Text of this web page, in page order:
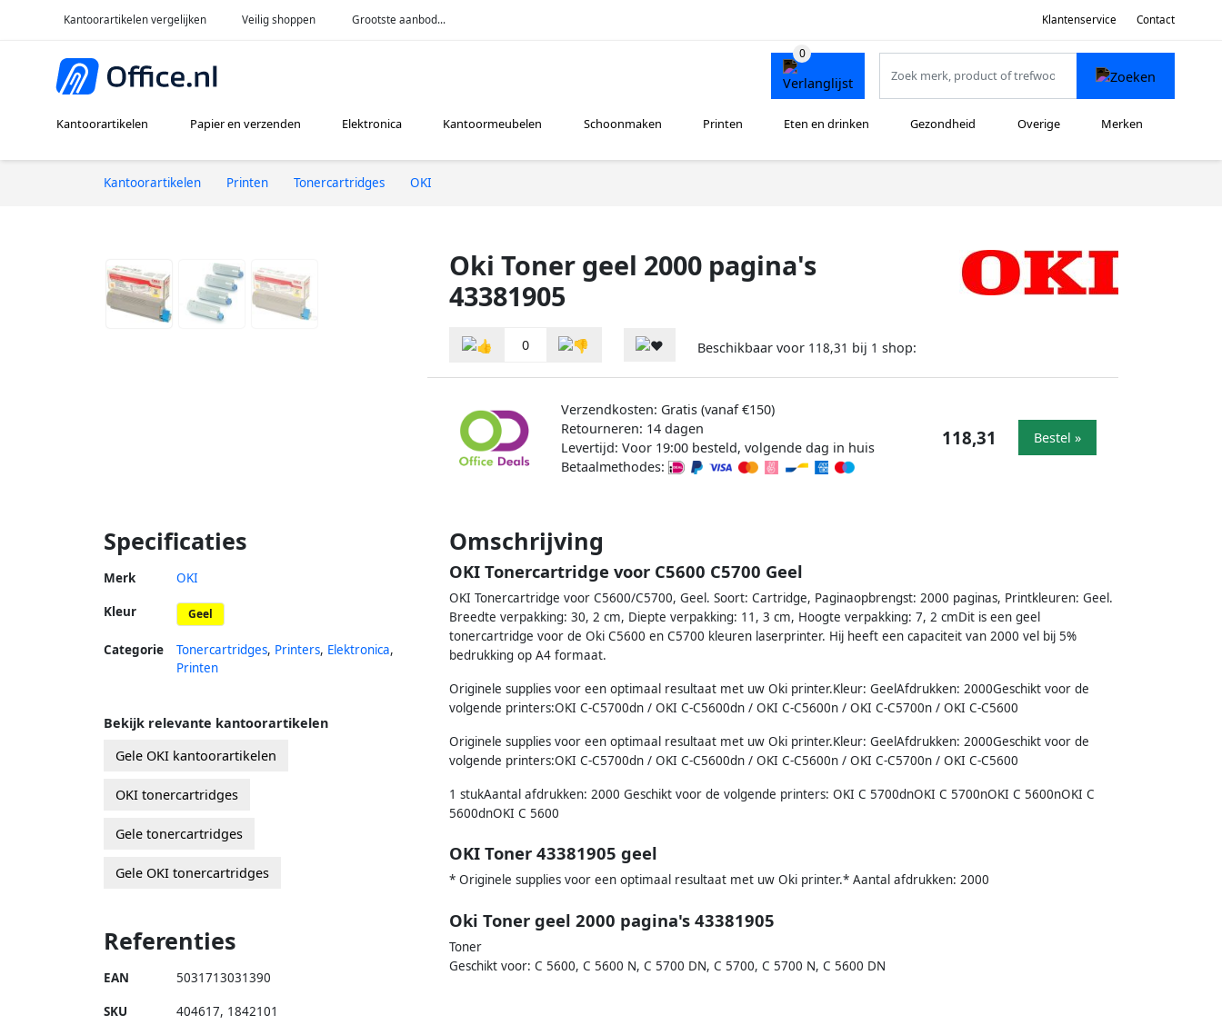
Kantoorartikelen vergelijken Veilig shoppen Grootste aanbod... Klantenservice Contact
Kantoorartikelen Papier en verzenden Elektronica Kantoormeubelen Schoonmaken Printen Eten en drinken Gezondheid Overige Merken
Kantoorartikelen Printen Tonercartridges OKI
Oki Toner geel 2000 pagina's
43381905
0 Beschikbaar voor 118,31 bij 1 shop:
Verzendkosten: Gratis (vanaf €150)
Retourneren: 14 dagen
Levertijd: Voor 19:00 besteld, volgende dag in huis
Betaalmethodes:
118,31 Bestel »
Specificaties
Merk OKI
Kleur Geel
Categorie Tonercartridges, Printers, Elektronica,
Printen
Omschrijving
OKI Tonercartridge voor C5600 C5700 Geel
OKI Tonercartridge voor C5600/C5700, Geel. Soort: Cartridge, Paginaopbrengst: 2000 paginas, Printkleuren: Geel.
Breedte verpakking: 30, 2 cm, Diepte verpakking: 11, 3 cm, Hoogte verpakking: 7, 2 cmDit is een geel
tonercartridge voor de Oki C5600 en C5700 kleuren laserprinter. Hij heeft een capaciteit van 2000 vel bij 5%
bedrukking op A4 formaat.
Originele supplies voor een optimaal resultaat met uw Oki printer.Kleur: GeelAfdrukken: 2000Geschikt voor de
volgende printers:OKI C-C5700dn / OKI C-C5600dn / OKI C-C5600n / OKI C-C5700n / OKI C-C5600
Originele supplies voor een optimaal resultaat met uw Oki printer.Kleur: GeelAfdrukken: 2000Geschikt voor de
volgende printers:OKI C-C5700dn / OKI C-C5600dn / OKI C-C5600n / OKI C-C5700n / OKI C-C5600
1 stukAantal afdrukken: 2000 Geschikt voor de volgende printers: OKI C 5700dnOKI C 5700nOKI C 5600nOKI C
5600dnOKI C 5600
OKI Toner 43381905 geel
* Originele supplies voor een optimaal resultaat met uw Oki printer.* Aantal afdrukken: 2000
Oki Toner geel 2000 pagina's 43381905
Toner
Geschikt voor: C 5600, C 5600 N, C 5700 DN, C 5700, C 5700 N, C 5600 DN
Bekijk relevante kantoorartikelen
Gele OKI kantoorartikelen
OKI tonercartridges
Gele tonercartridges
Gele OKI tonercartridges
Referenties
EAN 5031713031390
SKU 404617, 1842101